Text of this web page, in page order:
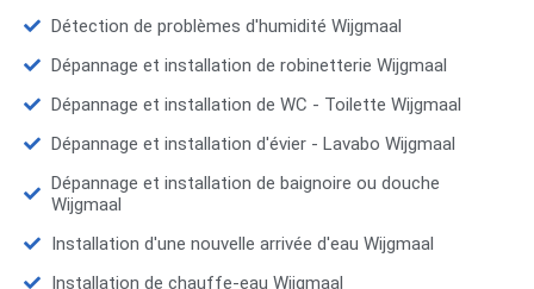
Détection de problèmes d'humidité Wijgmaal
Dépannage et installation de robinetterie Wijgmaal
Dépannage et installation de WC - Toilette Wijgmaal
Dépannage et installation d'évier - Lavabo Wijgmaal
Dépannage et installation de baignoire ou douche
Wijgmaal
Installation d'une nouvelle arrivée d'eau Wijgmaal
Installation de chauffe-eau Wijgmaal